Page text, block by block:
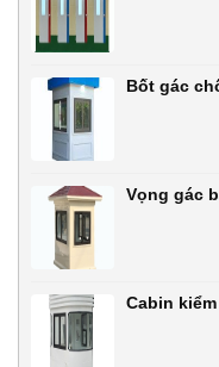
Bốt gác
Vọng gác
Cabin